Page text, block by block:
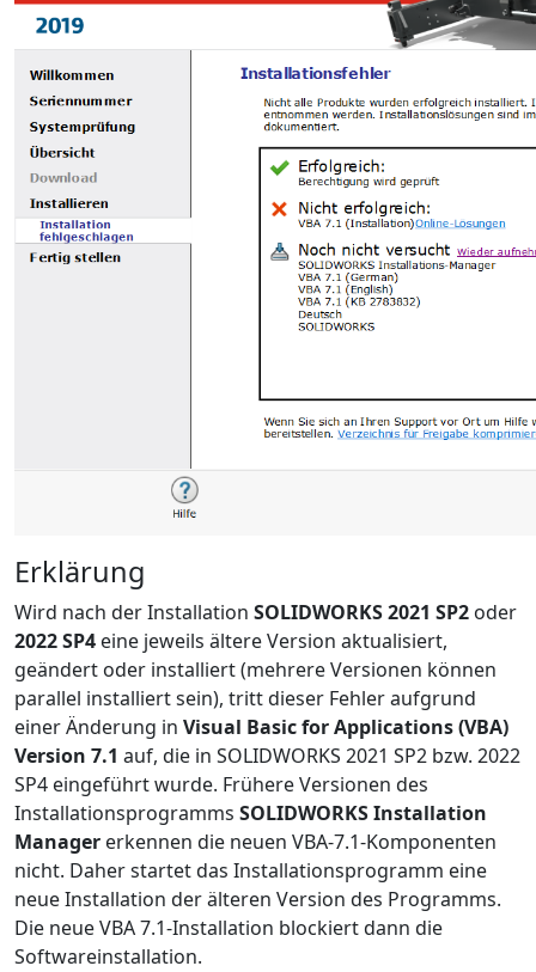
Erklärung
Wird nach der Installation SOLIDWORKS 2021 SP2 oder
2022 SP4 eine jeweils ältere Version aktualisiert,
geändert oder installiert (mehrere Versionen können
parallel installiert sein), tritt dieser Fehler aufgrund
einer Änderung in Visual Basic for Applications (VBA)
Version 7.1 auf, die in SOLIDWORKS 2021 SP2 bzw. 2022
SP4 eingeführt wurde. Frühere Versionen des
Installationsprogramms SOLIDWORKS Installation
Manager erkennen die neuen VBA-7.1-Komponenten
nicht. Daher startet das Installationsprogramm eine
neue Installation der älteren Version des Programms.
Die neue VBA 7.1-Installation blockiert dann die
Softwareinstallation.